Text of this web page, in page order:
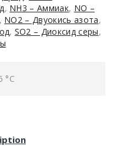
, NH3 – Аммиак, NO –
, NO2 – Двуокись азота,
, SO2 – Диоксид серы,
°C